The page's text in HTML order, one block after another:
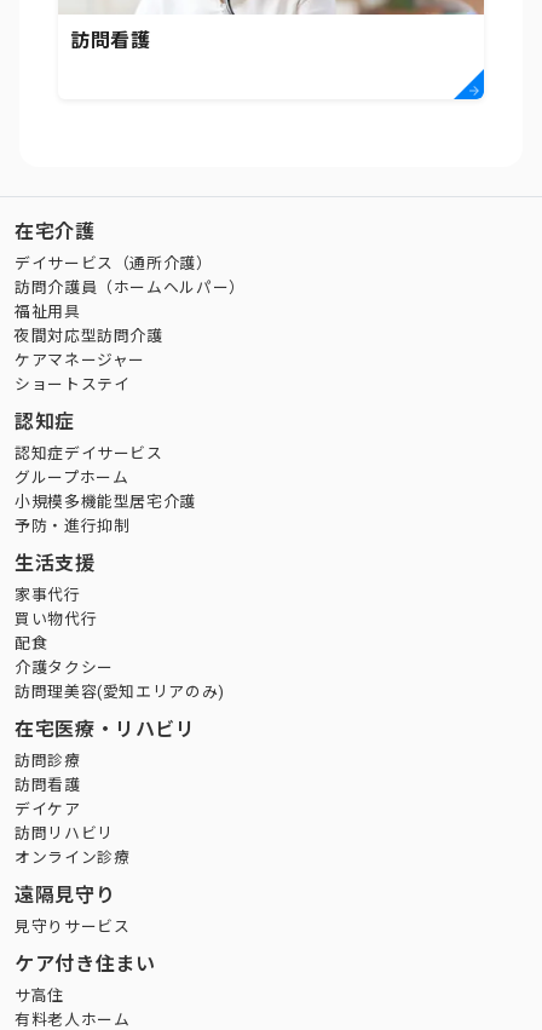
訪問看護
在宅介護
デイサービス（通所介護）
訪問介護員（ホームヘルパー）
福祉用具
夜間対応型訪問介護
ケアマネージャー
ショートステイ
認知症
認知症デイサービス
グループホーム
小規模多機能型居宅介護
予防・進行抑制
生活支援
家事代行
買い物代行
配食
介護タクシー
訪問理美容(愛知エリアのみ)
在宅医療・リハビリ
訪問診療
訪問看護
デイケア
訪問リハビリ
オンライン診療
遠隔見守り
見守りサービス
ケア付き住まい
サ高住
有料老人ホーム